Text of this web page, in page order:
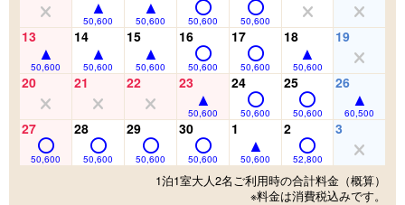
50,600 50,600 50,600 50,600
13
50,600
14
50,600
15
50,600
16
50,600
17
50,600
18
50,600
19
20 21 22 23
50,600
24
50,600
25
50,600
26
60,500
27
50,600
28
50,600
29
50,600
30
50,600
1
50,600
2
52,800
3
1泊1室大人2名ご利用時の合計料金（概算）
※料金は消費税込みです。